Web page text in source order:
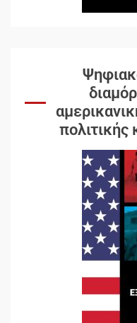
πολιτικής